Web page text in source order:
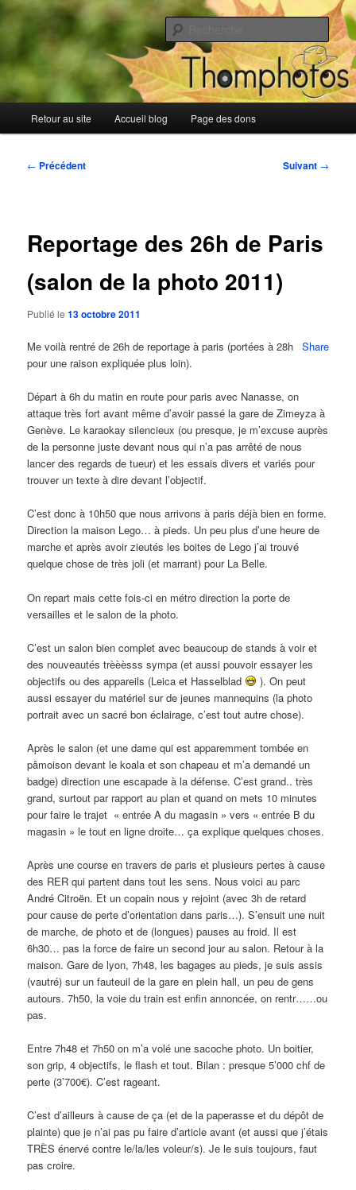
Aller
au
Blog de Thomphotos
Blog de Thomphotos
principal
Retour au site Accueil blog Page des dons
Navigation
← Précédent Suivant →
Reportage des 26h de Paris
(salon de la photo 2011)
Publié le13 octobre 2011
Share
Me voilà rentré de 26h de reportage à paris (portées à 28h
pour une raison expliquée plus loin).
Départ à 6h du matin en route pour paris avec Nanasse, on
attaque très fort avant même d’avoir passé la gare de Zimeyza à
Genève. Le karaokay silencieux (ou presque, je m’excuse auprès
de la personne juste devant nous qui n’a pas arrêté de nous
lancer des regards de tueur) et les essais divers et variés pour
trouver un texte à dire devant l’objectif.
C’est donc à 10h50 que nous arrivons à paris déjà bien en forme.
Direction la maison Lego… à pieds. Un peu plus d’une heure de
marche et après avoir zieutés les boites de Lego j’ai trouvé
quelque chose de très joli (et marrant) pour La Belle.
On repart mais cette fois-ci en métro direction la porte de
versailles et le salon de la photo.
C’est un salon bien complet avec beaucoup de stands à voir et
des nouveautés trèèèsss sympa (et aussi pouvoir essayer les
objectifs ou des appareils (Leica et Hasselblad
). On peut
aussi essayer du matériel sur de jeunes mannequins (la photo
portrait avec un sacré bon éclairage, c’est tout autre chose).
Après le salon (et une dame qui est apparemment tombée en
pâmoison devant le koala et son chapeau et m’a demandé un
badge) direction une escapade à la défense. C’est grand.. très
grand, surtout par rapport au plan et quand on mets 10 minutes
pour faire le trajet « entrée A du magasin » vers « entrée B du
magasin » le tout en ligne droite… ça explique quelques choses.
Après une course en travers de paris et plusieurs pertes à cause
des RER qui partent dans tout les sens. Nous voici au parc
André Citroën. Et un copain nous y rejoint (avec 3h de retard
pour cause de perte d’orientation dans paris…). S’ensuit une nuit
de marche, de photo et de (longues) pauses au froid. Il est
6h30… pas la force de faire un second jour au salon. Retour à la
maison. Gare de lyon, 7h48, les bagages au pieds, je suis assis
(vautré) sur un fauteuil de la gare en plein hall, un peu de gens
autours. 7h50, la voie du train est enfin annoncée, on rentr……ou
pas.
Entre 7h48 et 7h50 on m’a volé une sacoche photo. Un boitier,
son grip, 4 objectifs, le flash et tout. Bilan : presque 5’000 chf de
perte (3’700€). C’est rageant.
C’est d’ailleurs à cause de ça (et de la paperasse et du dépôt de
plainte) que je n’ai pas pu faire d’article avant (et aussi que j’étais
TRÈS énervé contre le/la/les voleur/s). Je le suis toujours, faut
pas croire.